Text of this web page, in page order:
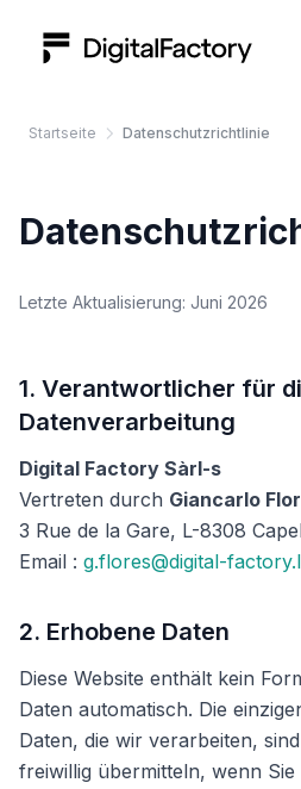
Startseite Datenschutzrichtlinie
Letzte Aktualisierung: Juni 2026
1. Verantwortlicher für
Datenverarbeitung
Digital Factory Sàrl-s
Vertreten durch Giancarlo
3 Rue de la Gare, L-8308
Email : g.flores@digital-
2. Erhobene Daten
Diese Website enthält kein
Daten automatisch. Die
Daten, die wir verarbeiten,
freiwillig übermitteln, wenn